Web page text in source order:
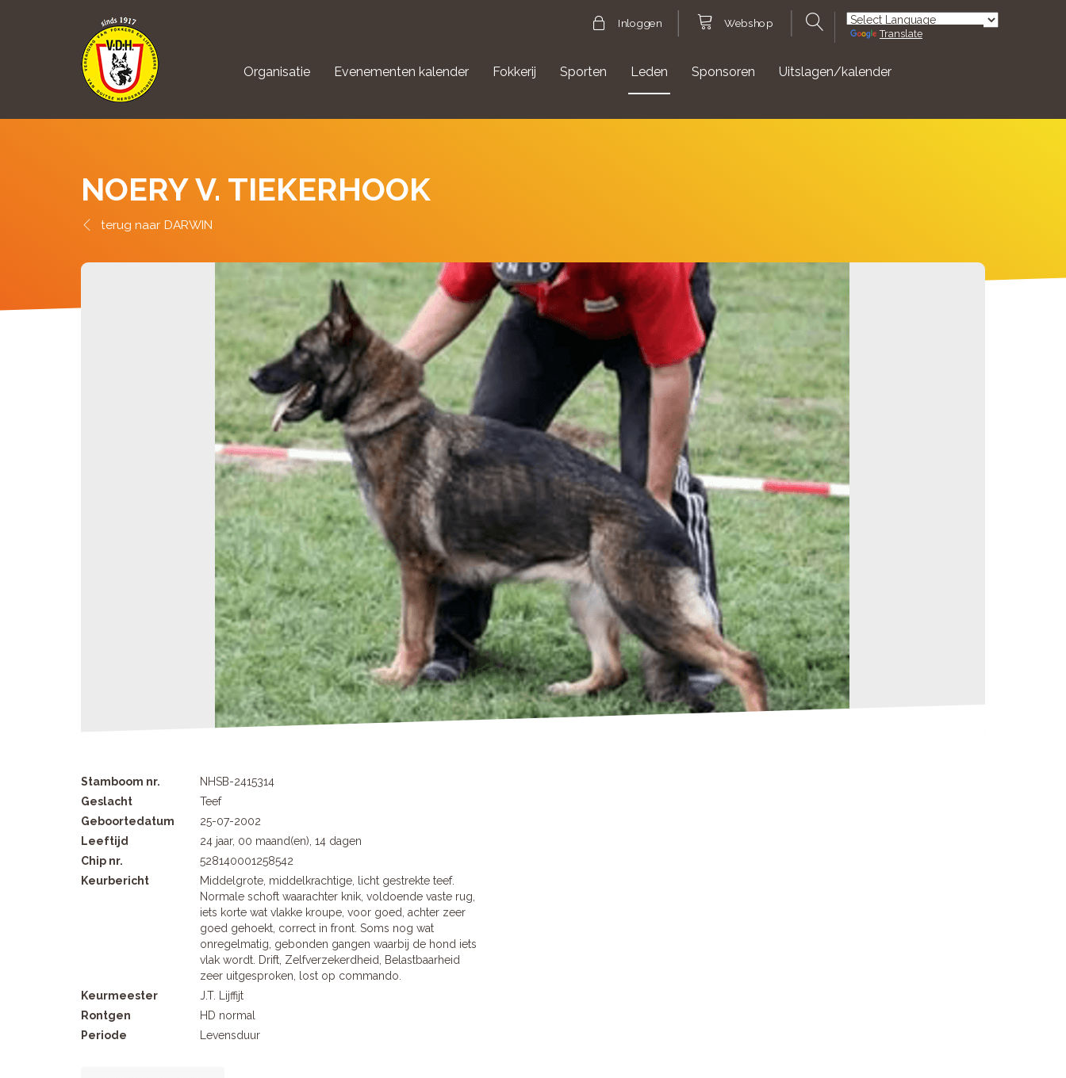
Inloggen Webshop
Powered by
Translate
Organisatie Evenementen kalender Fokkerij Sporten Leden Sponsoren Uitslagen/kalender
NOERY V. TIEKERHOOK
DARWIN
Stamboom nr.
NHSB-2415314
Geslacht
Teef
Geboortedatum
25-07-2002
Leeftijd
24 jaar, 00 maand(en), 14 dagen
Chip nr.
528140001258542
Keurbericht
Middelgrote, middelkrachtige, licht gestrekte teef.
Normale schoft waarachter knik, voldoende vaste rug,
iets korte wat vlakke kroupe, voor goed, achter zeer
goed gehoekt, correct in front. Soms nog wat
onregelmatig, gebonden gangen waarbij de hond iets
vlak wordt. Drift, Zelfverzekerdheid, Belastbaarheid
zeer uitgesproken, lost op commando.
Keurmeester
J.T. Lijffijt
Rontgen
HD normal
Periode
Levensduur